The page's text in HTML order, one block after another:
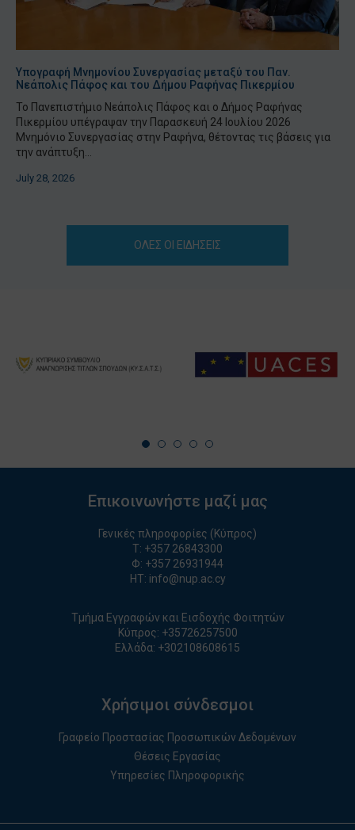
Υπογραφή Μνημονίου Συνεργασίας μεταξύ του Παν.
Νεάπολις Πάφος και του Δήμου Ραφήνας Πικερμίου
Το Πανεπιστήμιο Νεάπολις Πάφος και ο Δήμος Ραφήνας
Πικερμίου υπέγραψαν την Παρασκευή 24 Ιουλίου 2026
Μνημόνιο Συνεργασίας στην Ραφήνα, θέτοντας τις βάσεις για
την ανάπτυξη...
July 28, 2026
ΟΛΕΣ ΟΙ ΕΙΔΗΣΕΙΣ
Επικοινωνήστε μαζί μας
Γενικές πληροφορίες (Κύπρος)
T: +357 26843300
Φ: +357 26931944
ΗΤ: info@nup.ac.cy
Τμήμα Εγγραφών και Εισδοχής Φοιτητών
Κύπρος: +35726257500
Ελλάδα: +30210860861 5
Χρήσιμοι σύνδεσμοι
Γραφείο Προστασίας Προσωπικών Δεδομένων
Θέσεις Εργασίας
Υπηρεσίες Πληροφορικής